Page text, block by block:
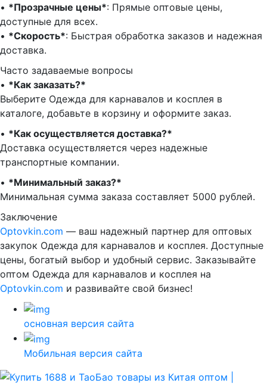
•⁠ ⁠ *Прозрачные цены*: Прямые оптовые цены,
доступные для всех.
•⁠ ⁠ *Скорость*: Быстрая обработка заказов и надежная
доставка.
Часто задаваемые вопросы
•⁠ ⁠*Как заказать?*
Выберите Одежда для карнавалов и косплея в
каталоге, добавьте в корзину и оформите заказ.
•⁠ ⁠ *Как осуществляется доставка?*
Доставка осуществляется через надежные
транспортные компании.
•⁠ ⁠ *Минимальный заказ?*
Минимальная сумма заказа составляет 5000 рублей.
Заключение
Optovkin.com — ваш надежный партнер для оптовых
закупок Одежда для карнавалов и косплея. Доступные
цены, богатый выбор и удобный сервис. Заказывайте
оптом Одежда для карнавалов и косплея на
Optovkin.com и развивайте свой бизнес!
основная версия сайта
Мобильная версия сайта